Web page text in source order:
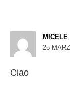
MICELE
25
Ciao